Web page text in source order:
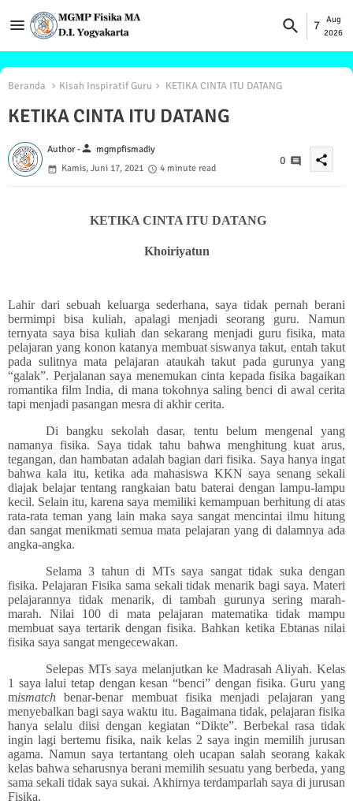
7
Aug
2026
Beranda Kisah Inspiratif Guru KETIKA CINTA ITU DATANG
KETIKA CINTA ITU DATANG
Author -person mgmpfismadiy
Kamis, Juni 17, 2021
4 minute read
0 share
KETIKA CINTA ITU DATANG
Khoiriyatun
Lahir dari sebuah keluarga sederhana, saya tidak pernah berani
bermimpi bisa kuliah, apalagi menjadi seorang guru. Namun
ternyata saya bisa kuliah dan sekarang menjadi guru fisika, mata
pelajaran yang konon katanya membuat siswanya takut, entah takut
pada sulitnya mata pelajaran ataukah takut pada gurunya yang
“galak”. Perjalanan saya menemukan cinta kepada fisika bagaikan
romantika film India, di mana tokohnya saling benci di awal cerita
tapi menjadi pasangan mesra di akhir cerita.
Di bangku sekolah dasar, tentu belum mengenal yang
namanya fisika. Saya tidak tahu bahwa menghitung kuat arus,
tegangan, dan hambatan adalah bagian dari fisika. Saya hanya ingat
bahwa kala itu, ketika ada mahasiswa KKN saya senang sekali
diajak belajar tentang rangkaian batu baterai dengan lampu-lampu
kecil. Selain itu, karena saya memiliki kemampuan berhitung di atas
rata-rata teman yang lain maka saya sangat mencintai ilmu hitung
dan sangat menikmati semua mata pelajaran yang di dalamnya ada
angka-angka.
Selama 3 tahun di MTs saya sangat tidak suka dengan
fisika. Pelajaran Fisika sama sekali tidak menarik bagi saya. Materi
pelajarannya tidak menarik, di tambah gurunya sering marah-
marah. Nilai 100 di mata pelajaran matematika tidak mampu
membuat saya tertarik dengan fisika. Bahkan ketika Ebtanas nilai
fisika saya sangat mengecewakan.
Selepas MTs saya melanjutkan ke Madrasah Aliyah. Kelas
1 saya lalui tetap dengan kesan “benci” dengan fisika. Guru yang
mismatchbenar-benar membuat fisika menjadi pelajaran yang
menyebalkan bagi saya waktu itu. Bagaimana tidak, pelajaran fisika
hanya selalu diisi dengan kegiatan “Dikte”. Berbekal rasa tidak
ingin lagi bertemu fisika, naik kelas 2 saya ingin memilih jurusan
agama. Namun saya tertantang oleh ucapan salah seorang kakak
kelas bahwa seharusnya berani memilih sesuatu yang berbeda, yang
sama sekali tidak saya sukai. Akhirnya terdamparlah saya di jurusan
Fisika.